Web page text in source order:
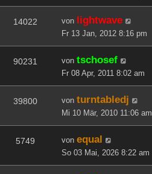
14022 von lightwave
Fr 13 Jan, 2012 8:16 pm
90231 von tschosef
Fr 08 Apr, 2011 8:02 am
39800 von turntabledj
Mi 10 Mär, 2010 11:06 am
5749 von equal
So 03 Mai, 2026 8:22 am